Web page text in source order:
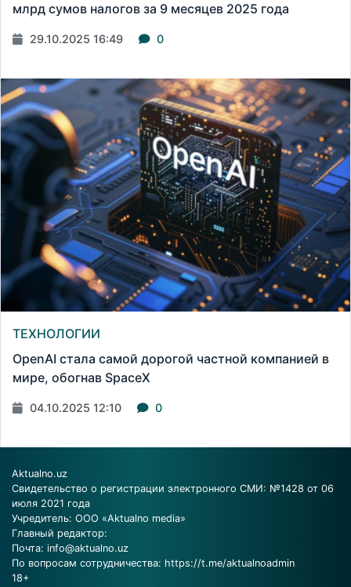
млрд сумов налогов за 9 месяцев 2025 года
29.10.2025 16:49 0
ТЕХНОЛОГИИ
OpenAI стала самой дорогой частной компанией в
мире, обогнав SpaceX
04.10.2025 12:10 0
Aktualno.uz
Свидетельство о регистрации электронного СМИ: №1428 от 06
июля 2021 года
Учредитель: ООО «Aktualno media»
Главный редактор:
Почта: info@aktualno.uz
По вопросам сотрудничества: https://t.me/aktualnoadmin
18+